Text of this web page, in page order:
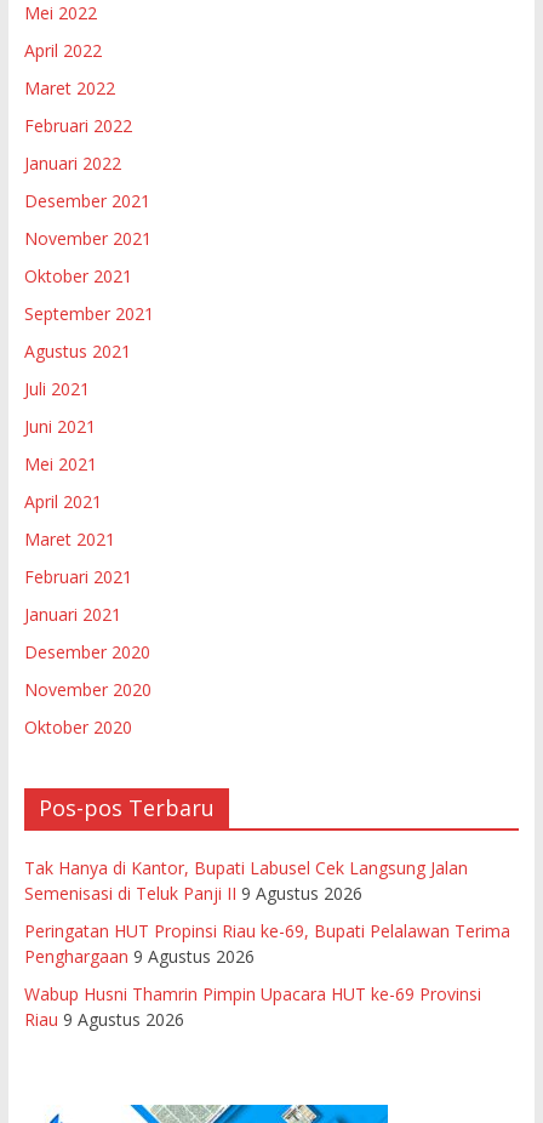
Mei 2022
April 2022
Maret 2022
Februari 2022
Januari 2022
Desember 2021
November 2021
Oktober 2021
September 2021
Agustus 2021
Juli 2021
Juni 2021
Mei 2021
April 2021
Maret 2021
Februari 2021
Januari 2021
Desember 2020
November 2020
Oktober 2020
Pos-pos Terbaru
Tak Hanya di Kantor, Bupati Labusel Cek Langsung Jalan
Semenisasi di Teluk Panji II 9 Agustus 2026
Peringatan HUT Propinsi Riau ke-69, Bupati Pelalawan Terima
Penghargaan 9 Agustus 2026
Wabup Husni Thamrin Pimpin Upacara HUT ke-69 Provinsi
Riau 9 Agustus 2026